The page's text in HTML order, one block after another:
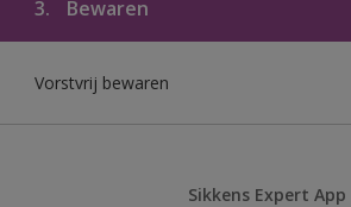
3. Bewaren
Vorstvrij bewaren
Sikkens Expert App